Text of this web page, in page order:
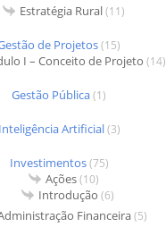
Estratégia Rural(11)
de Projetos(15)
I – Conceito de Projeto (14)
Gestão Pública(1)
Inteligência Artificial(3)
Investimentos(75)
Ações(10)
Introdução (6)
Financeira(5)